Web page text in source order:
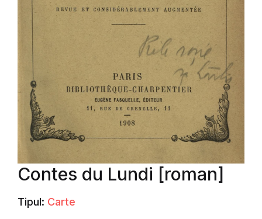
Contes du Lundi [roman]
Tipul: Carte